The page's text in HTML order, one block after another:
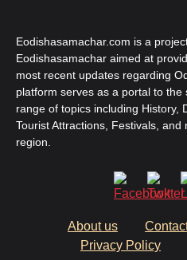
Eodishasamachar.com is a
Eodishasamachar aimed at
most recent updates regarding
platform serves as a portal to
range of topics including History,
Tourist Attractions, Festivals,
region.
About us
Privacy Policy